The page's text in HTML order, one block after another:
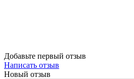
Добавьте первый отзыв
Написать отзыв
Новый отзыв